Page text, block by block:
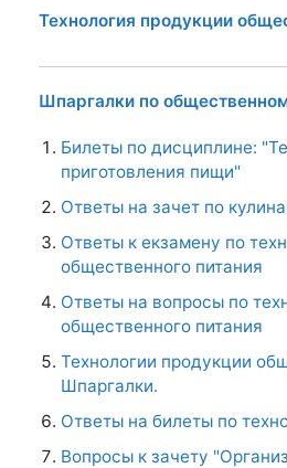
Технология продукции
Шпаргалки по
Билеты по дисциплине:
приготовления пищи"
Ответы на зачет по
Ответы к екзамену по
общественного питания
Ответы на вопросы по
общественного питания
Технологии продукции
Шпаргалки.
Ответы на билеты по
Вопросы к зачету